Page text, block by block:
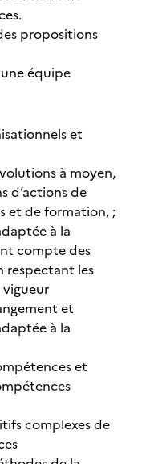
propositions
équipe
et
à moyen,
d’actions de
et de formation, ;
à la
compte des
les
vigueur
et
à la
et
complexes de